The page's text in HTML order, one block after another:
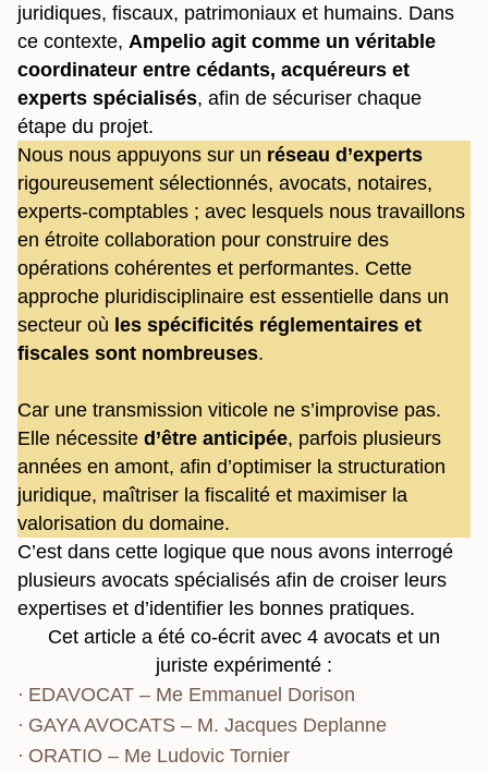
juridiques, fiscaux, patrimoniaux et humains. Dans
ce contexte, Ampelio agit comme un véritable
coordinateur entre cédants, acquéreurs et
experts spécialisés, afin de sécuriser chaque
étape du projet.
Nous nous appuyons sur un réseau d’experts
rigoureusement sélectionnés, avocats, notaires,
experts-comptables ; avec lesquels nous travaillons
en étroite collaboration pour construire des
opérations cohérentes et performantes. Cette
approche pluridisciplinaire est essentielle dans un
secteur où les spécificités réglementaires et
fiscales sont nombreuses.
Car une transmission viticole ne s’improvise pas.
Elle nécessite d’être anticipée, parfois plusieurs
années en amont, afin d’optimiser la structuration
juridique, maîtriser la fiscalité et maximiser la
valorisation du domaine.
C’est dans cette logique que nous avons interrogé
plusieurs avocats spécialisés afin de croiser leurs
expertises et d’identifier les bonnes pratiques.
Cet article a été co-écrit avec 4 avocats et un
juriste expérimenté :
EDAVOCAT – Me Emmanuel Dorison
GAYA AVOCATS – M. Jacques Deplanne
ORATIO – Me Ludovic Tornier